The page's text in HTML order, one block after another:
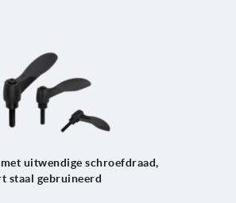
uitwendige schroefdraad,
staal gebruineerd